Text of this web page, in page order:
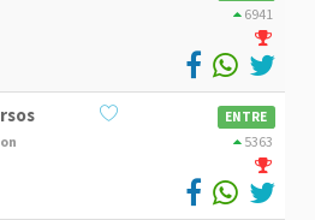
6941
ENTRE
5363